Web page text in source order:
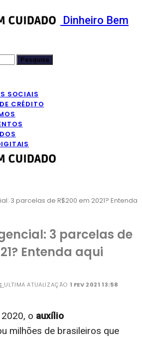
Dinheiro Bem
SOCIAIS
CRÉDITO
3 parcelas de R$200 em 2021? Entenda
3 parcelas de
Entenda aqui
ULTIMA ATUALIZAÇÃO 1 FEV 2021 13:58
o auxílio
milhões de brasileiros que